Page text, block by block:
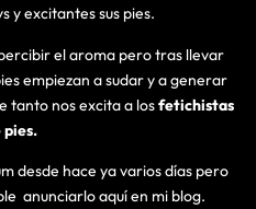
y excitantes sus pies.
el aroma pero tras llevar
empiezan a sudar y a generar
tanto nos excita a losfetichistas
pies.
desde hace ya varios días pero
anunciarlo aquí en mi blog.